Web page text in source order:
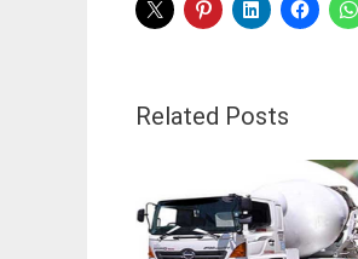
Related Posts